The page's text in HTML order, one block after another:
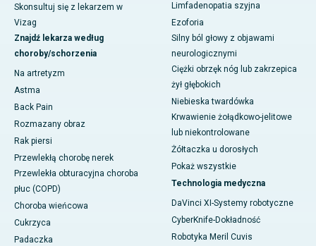
Skonsultuj się z lekarzem w
Vizag
Znajdź lekarza według
choroby/schorzenia
Na artretyzm
Astma
Back Pain
Rozmazany obraz
Rak piersi
Przewlekłą chorobę nerek
Przewlekła obturacyjna choroba
płuc (COPD)
Choroba wieńcowa
Cukrzyca
Padaczka
Limfadenopatia szyjna
Ezoforia
Silny ból głowy z objawami
neurologicznymi
Ciężki obrzęk nóg lub zakrzepica
żył głębokich
Niebieska twardówka
Krwawienie żołądkowo-jelitowe
lub niekontrolowane
Żółtaczka u dorosłych
Pokaż wszystkie
Technologia medyczna
DaVinci XI-Systemy robotyczne
CyberKnife-Dokładność
Robotyka Meril Cuvis